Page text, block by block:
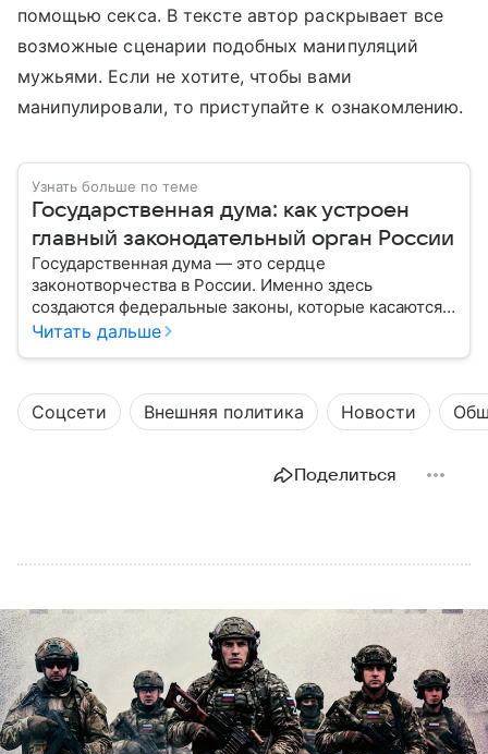
помощью секса. В тексте автор раскрывает все
возможные сценарии подобных манипуляций
мужьями. Если не хотите, чтобы вами
манипулировали, то приступайте к ознакомлению.
Узнать больше по теме
Государственная дума: как устроен
главный законодательный орган России
Государственная дума — это сердце
законотворчества в России. Именно здесь
создаются федеральные законы, которые касаются
жизни каждого гражданина: от образования и
Читать дальше
Соцсети Внешняя политика Новости
Поделиться